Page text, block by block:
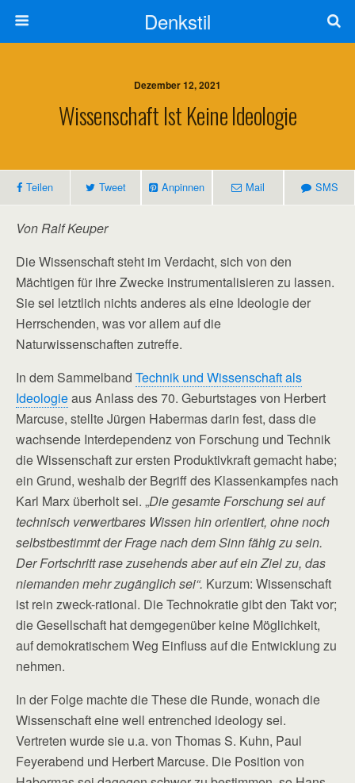
Denkstil
Dezember 12, 2021
Wissenschaft Ist Keine Ideologie
Teilen Tweet Anpinnen Mail SMS
Von Ralf Keuper
Die Wissenschaft steht im Verdacht, sich von den
Mächtigen für ihre Zwecke instrumentalisieren zu lassen.
Sie sei letztlich nichts anderes als eine Ideologie der
Herrschenden, was vor allem auf die
Naturwissenschaften zutreffe.
In dem Sammelband Technik und Wissenschaft als
Ideologieaus Anlass des 70. Geburtstages von Herbert
Marcuse, stellte Jürgen Habermas darin fest, dass die
wachsende Interdependenz von Forschung und Technik
die Wissenschaft zur ersten Produktivkraft gemacht habe;
ein Grund, weshalb der Begriff des Klassenkampfes nach
Karl Marx überholt sei. „Die gesamte Forschung sei auf
technisch verwertbares Wissen hin orientiert, ohne noch
selbstbestimmt der Frage nach dem Sinn fähig zu sein.
Der Fortschritt rase zusehends aber auf ein Ziel zu, das
niemanden mehr zugänglich sei“. Kurzum: Wissenschaft
ist rein zweck-rational. Die Technokratie gibt den Takt vor;
die Gesellschaft hat demgegenüber keine Möglichkeit,
auf demokratischem Weg Einfluss auf die Entwicklung zu
nehmen.
In der Folge machte die These die Runde, wonach die
Wissenschaft eine well entrenched ideology sei.
Vertreten wurde sie u.a. von Thomas S. Kuhn, Paul
Feyerabend und Herbert Marcuse. Die Position von